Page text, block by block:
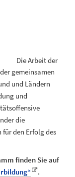
Die Arbeit der
gemeinsamen
und Ländern
und
die
den Erfolg des
finden Sie auf
.